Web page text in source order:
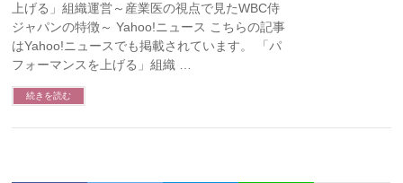
上げる」組織運営～産業医の視点で見たWBC侍
ジャパンの特徴～ Yahoo!ニュース こちらの記事
はYahoo!ニュースでも掲載されています。 「パ
フォーマンスを上げる」組織 …
続きを読む